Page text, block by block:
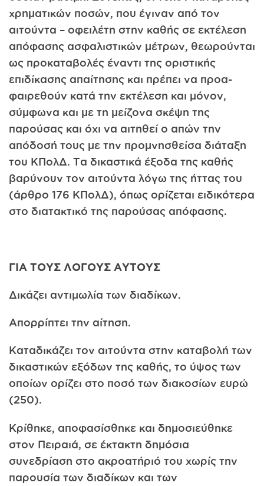
χρηματικών ποσών, που έγιναν από τον
αιτούντα – οφειλέτη στην καθής σε εκτέ­λεση
απόφασης ασφαλιστικών μέτρων, θεωρούνται
ως προκαταβο­λές έναντι της οριστικής
επιδίκασης απαίτησης και πρέπει να προα­
φαιρεθούν κατά την εκτέλεση και μόνον,
σύμφωνα και με τη μείζονα σκέψη της
παρούσας και όχι να αιτηθεί ο απών την
απόδοσή τους με την προμνησθείσα διάταξη
του ΚΠολΔ. Τα δικαστικά έξοδα της κα­θής
βαρύνουν τον αιτούντα λόγω της ήττας του
(άρθρο 176 ΚΠολΔ), όπως ορίζεται ειδικότερα
στο διατακτικό της παρούσας απόφασης.
ΓΙΑ ΤΟΥΣ ΛΟΓΟΥΣ ΑΥΤΟΥΣ
Δικάζει αντιμωλία των διαδίκων.
Απορρίπτει την αίτηση.
Καταδικάζει τον αιτούντα στην καταβολή των
δικαστικών εξό­δων της καθής, το ύψος των
οποίων ορίζει στο ποσό των διακοσίων ευρώ
(250).
Κρίθηκε, αποφασίσθηκε και δημοσιεύθηκε
στον Πειραιά, σε έκτακτη δημόσια
συνεδρίαση στο ακροατήριό του χωρίς την
παρου­σία των διαδίκων και των